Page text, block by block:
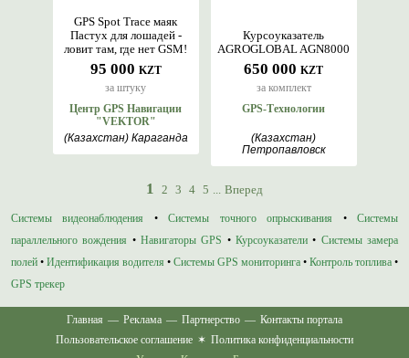
95 000 KZT
за штуку
GPS Spot Trace маяк
Пастух для лошадей -
ловит там, где нет GSM!
Центр GPS Навигации
"VEKTOR"
(Казахстан) Караганда
650 000 KZT
за комплект
Курсоуказатель
AGROGLOBAL AGN8000
GPS-Технологии
(Казахстан)
Петропавловск
1 2 3 4 5 ... Вперед
Системы видеонаблюдения •Системы точного опрыскивания •Системы
параллельного вождения •Навигаторы GPS •Курсоуказатели • Системы замера
полей • Идентификация водителя • Системы GPS мониторинга • Контроль топлива •
GPS трекер
Главная — Реклама — Партнерство — Контакты портала
Пользовательское соглашение ✶ Политика конфиденциальности